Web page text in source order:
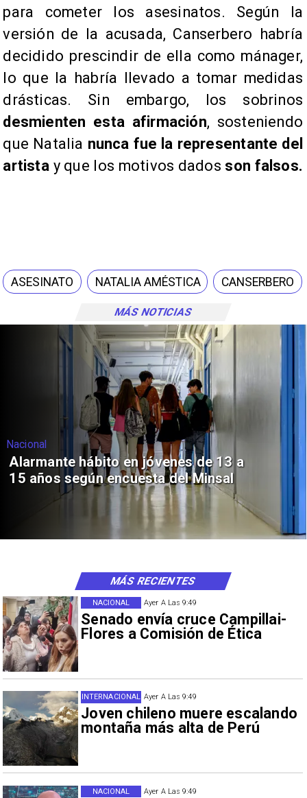
MÁS NOTICIAS
para cometer los asesinatos. Según la
versión de la acusada, Canserbero habría
decidido prescindir de ella como mánager,
lo que la habría llevado a tomar medidas
drásticas. Sin embargo, los sobrinos
desmienten esta afirmación, sosteniendo
que Natalia nunca fue la representante del
artistay que los motivos dados son falsos.
ASESINATO NATALIA AMÉSTICA CANSERBERO
Nacional
Alarmante hábito en jóvenes de 13 a
15 años según encuesta del Minsal
Ayer A Las 9:49
Senado envía cruce Campillai-
Flores a Comisión de Ética
NACIONAL
Ayer A Las 9:49
Joven chileno muere escalando
montaña más alta de Perú
INTERNACIONAL
Ayer A Las 9:49
NACIONAL
MÁS RECIENTES